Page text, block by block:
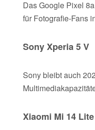
Das Google Pixel
für Fotografie-Fans
Sony Xperia 5 V
Sony bleibt auch
Xiaomi Mi 14 Lite